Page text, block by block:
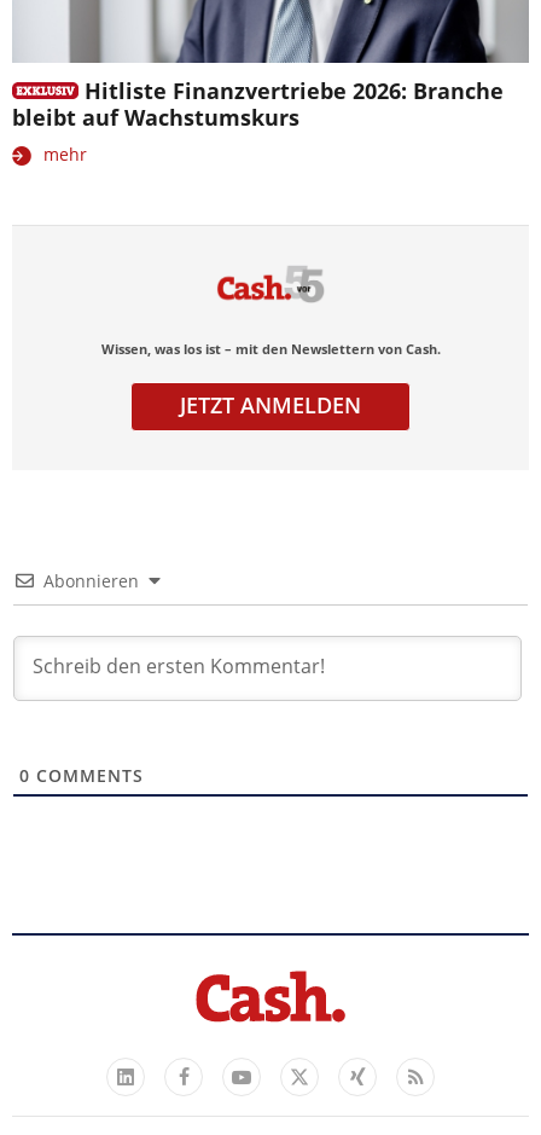
Hitliste Finanzvertriebe 2026: Branche
bleibt auf Wachstumskurs
mehr
Wissen, was los ist – mit den Newslettern von Cash.
JETZT ANMELDEN
Abonnieren
0 COMMENTS
LinkedIn
FacebookYouTube
X
Xing Feed